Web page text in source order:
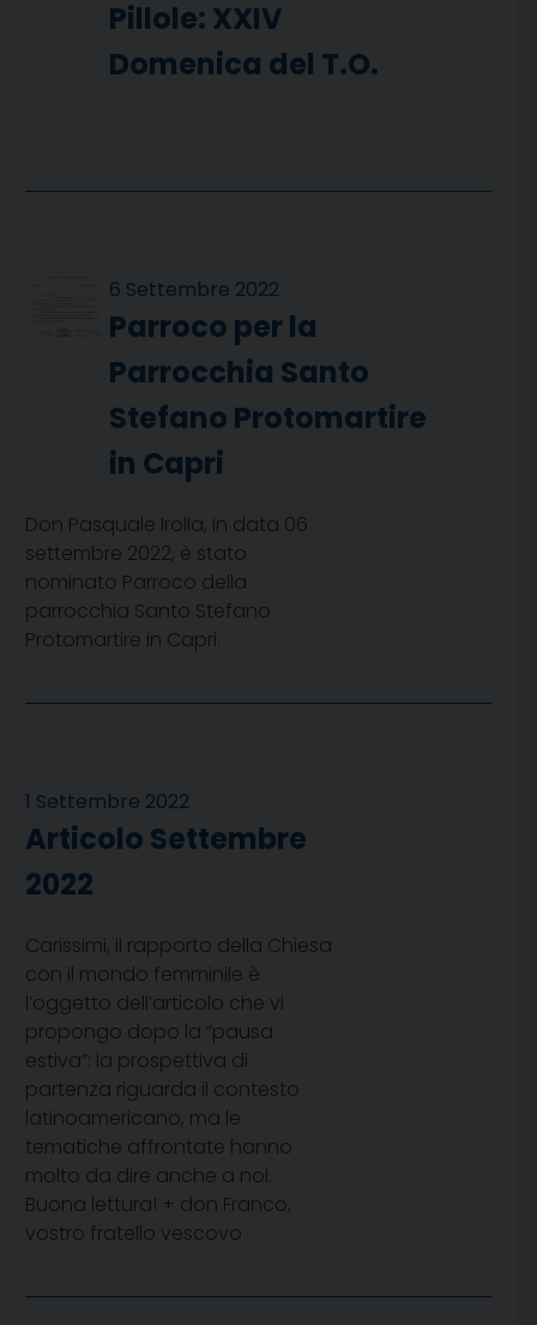
Pillole: XXIV
Domenica del T.O.
6 Settembre 2022
Parroco per la
Parrocchia Santo
Stefano Protomartire
in Capri
Don Pasquale Irolla, in data 06
settembre 2022, è stato
nominato Parroco della
parrocchia Santo Stefano
Protomartire in Capri.
1 Settembre 2022
Articolo Settembre
2022
Carissimi, il rapporto della Chiesa
con il mondo femminile è
l’oggetto dell’articolo che vi
propongo dopo la “pausa
estiva”: la prospettiva di
partenza riguarda il contesto
latinoamericano, ma le
tematiche affrontate hanno
molto da dire anche a noi.
Buona lettura! + don Franco,
vostro fratello vescovo